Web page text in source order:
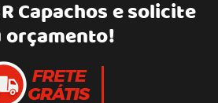
Capachose solicite
orçamento!